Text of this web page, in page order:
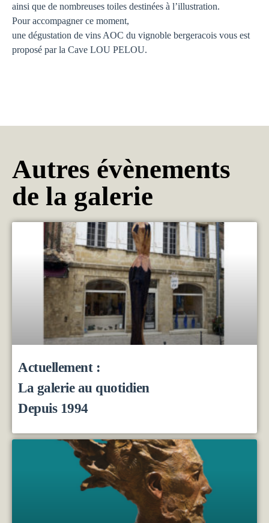
ainsi que de nombreuses toiles destinées à l’illustration.
Pour accompagner ce moment,
une dégustation de vins AOC du vignoble bergeracois vous est
proposé par la Cave LOU PELOU.
Autres évènements
de la galerie
Actuellement :
La galerie au quotidien
Depuis 1994